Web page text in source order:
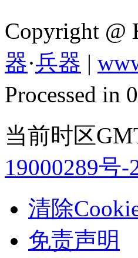
Copyright
器·兵器 |
Processed in
当前时区
19000289号-
清除
免责声明